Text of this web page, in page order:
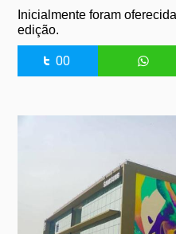
Inicialmente foram
edição.
00